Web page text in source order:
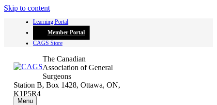
Skip to content
Learning Portal
Member Portal
CAGS Store
The Canadian
Association of General
Surgeons
Station B, Box 1428, Ottawa, ON,
K1P5R4
Menu